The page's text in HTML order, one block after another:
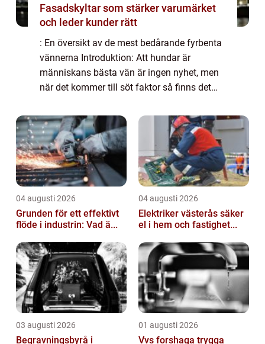
Fasadskyltar som stärker varumärket
och leder kunder rätt
: En översikt av de mest bedårande fyrbenta
vännerna Introduktion: Att hundar är
människans bästa vän är ingen nyhet, men
när det kommer till söt faktor så finns det
kommer vi att utforska ”världens...
04 augusti 2026
Grunden för ett effektivt
flöde i industrin: Vad ä...
04 augusti 2026
Elektriker västerås säker
el i hem och fastighet...
03 augusti 2026
Begravningsbyrå i
01 augusti 2026
Vvs forshaga trygga